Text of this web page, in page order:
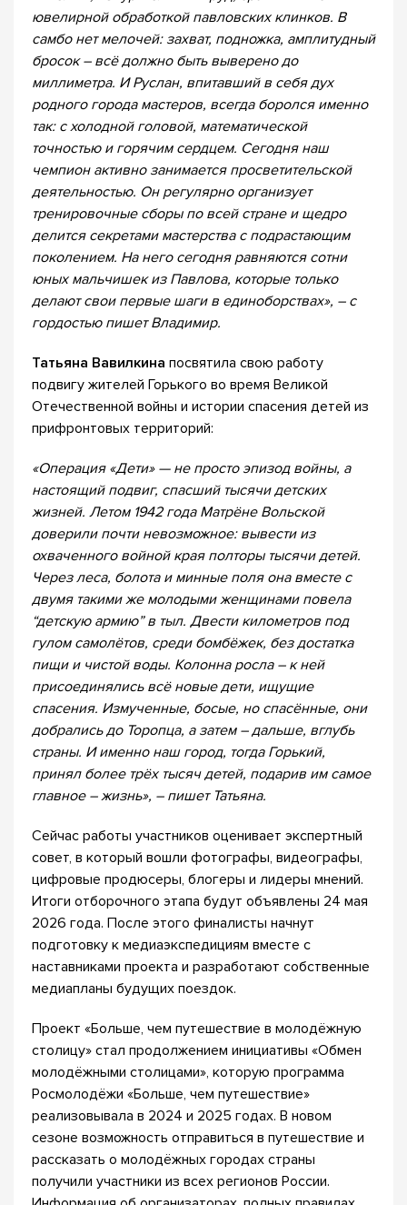
ювелирной обработкой павловских клинков. В
самбо нет мелочей: захват, подножка, амплитудный
бросок – всё должно быть выверено до
миллиметра. И Руслан, впитавший в себя дух
родного города мастеров, всегда боролся именно
так: с холодной головой, математической
точностью и горячим сердцем. Сегодня наш
чемпион активно занимается просветительской
деятельностью. Он регулярно организует
тренировочные сборы по всей стране и щедро
делится секретами мастерства с подрастающим
поколением. На него сегодня равняются сотни
юных мальчишек из Павлова, которые только
делают свои первые шаги в единоборствах», – с
гордостью пишет Владимир.
Татьяна Вавилкина посвятила свою работу
подвигу жителей Горького во время Великой
Отечественной войны и истории спасения детей из
прифронтовых территорий:
«Операция «Дети» — не просто эпизод войны, а
настоящий подвиг, спасший тысячи детских
жизней. Летом 1942 года Матрёне Вольской
доверили почти невозможное: вывести из
охваченного войной края полторы тысячи детей.
Через леса, болота и минные поля она вместе с
двумя такими же молодыми женщинами повела
“детскую армию” в тыл. Двести километров под
гулом самолётов, среди бомбёжек, без достатка
пищи и чистой воды. Колонна росла – к ней
присоединялись всё новые дети, ищущие
спасения. Измученные, босые, но спасённые, они
добрались до Торопца, а затем – дальше, вглубь
страны. И именно наш город, тогда Горький,
принял более трёх тысяч детей, подарив им самое
главное – жизнь», – пишет Татьяна.
Сейчас работы участников оценивает экспертный
совет, в который вошли фотографы, видеографы,
цифровые продюсеры, блогеры и лидеры мнений.
Итоги отборочного этапа будут объявлены 24 мая
2026 года. После этого финалисты начнут
подготовку к медиаэкспедициям вместе с
наставниками проекта и разработают собственные
медиапланы будущих поездок.
Проект «Больше, чем путешествие в молодёжную
столицу» стал продолжением инициативы «Обмен
молодёжными столицами», которую программа
Росмолодёжи «Больше, чем путешествие»
реализовывала в 2024 и 2025 годах. В новом
сезоне возможность отправиться в путешествие и
рассказать о молодёжных городах страны
получили участники из всех регионов России.